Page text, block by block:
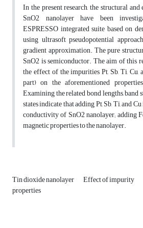
In the present research, the structural
SnO2 nanolayer have been
ESPRESSO integrated suite based on
using ultrasoft pseudopotential
gradient approximation. The pure
SnO2 is semiconductor. The aim of this
the effect of the impurities Pt, Sb, Ti, Cu,
part) on the aforementioned
Examining the related bond lengths, band
states indicate that adding Pt, Sb, Ti, and
conductivity of SnO2 nanolayer; adding
magnetic properties to the nanolayer.
Tin dioxide nanolayer Effect of impurity
properties